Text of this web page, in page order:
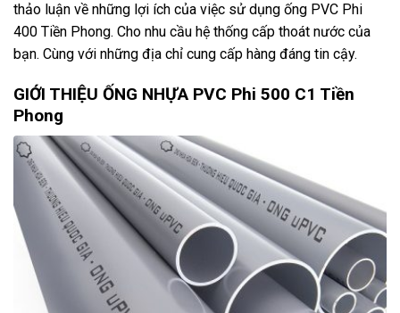
thảo luận về những lợi ích của việc sử dụng ống PVC Phi
400 Tiền Phong. Cho nhu cầu hệ thống cấp thoát nước của
bạn. Cùng với những địa chỉ cung cấp hàng đáng tin cậy.
GIỚI THIỆU ỐNG NHỰA PVC Phi 500 C1 Tiền
Phong